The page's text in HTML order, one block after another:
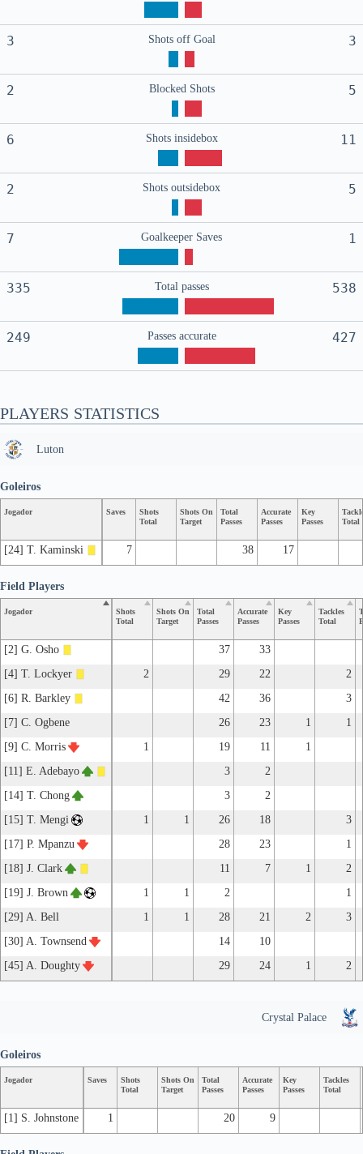
3 Shots off Goal 3
2 Blocked Shots 5
6 Shots insidebox 11
2 Shots outsidebox 5
7 Goalkeeper Saves 1
335 Total passes 538
249 Passes accurate 427
PLAYERS STATISTICS
Luton
Jogador Saves
Shots
Total
Shots On
Target
Total
Passes
Accurate
Passes
Key
Passes
Total
[24] T. Kaminski 7 38 17
Goleiros
Jogador
Shots
Total
Shots On
Target
Total
Passes
Accurate
Passes
Key
Passes
Tackles
Total
[2] G. Osho 37
33
[4] T. Lockyer
2 29 22
2
[6] R. Barkley
42 36
3
[7] C. Ogbene
26 23 1
1
[9] C. Morris
1 19 11
1
[11] E. Adebayo
3
2
[14] T. Chong
3
2
[15] T. Mengi
1 1 26 18
3
[17] P. Mpanzu
28 23
1
[18] J. Clark
11 7 1
2
[19] J. Brown
1 1 2
1
[29] A. Bell
1 1 28 21 2
3
[30] A. Townsend
14
10
[45] A. Doughty
29 24 1 2
Field Players
Crystal Palace
Jogador Saves
Shots
Total
Shots On
Target
Total
Passes
Accurate
Passes
Key
Passes
Tackles
Total
[1] S. Johnstone 1 20 9
Goleiros